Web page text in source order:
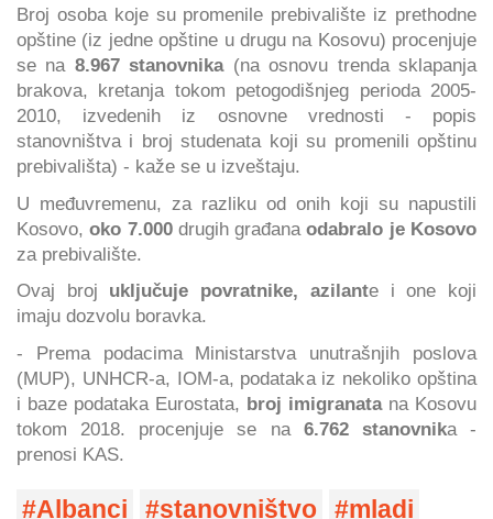
Broj osoba koje su promenile prebivalište iz prethodne
opštine (iz jedne opštine u drugu na Kosovu) procenjuje
se na 8.967 stanovnika (na osnovu trenda sklapanja
brakova, kretanja tokom petogodišnjeg perioda 2005-
2010, izvedenih iz osnovne vrednosti - popis
stanovništva i broj studenata koji su promenili opštinu
prebivališta) - kaže se u izveštaju.
U međuvremenu, za razliku od onih koji su napustili
Kosovo,oko 7.000 drugih građana odabralo je Kosovo
za prebivalište.
Ovaj broj uključuje povratnike, azilante i one koji
imaju dozvolu boravka.
- Prema podacima Ministarstva unutrašnjih poslova
(MUP), UNHCR-a, IOM-a, podataka iz nekoliko opština
i baze podataka Eurostata, broj imigranatana Kosovu
tokom 2018. procenjuje se na6.762 stanovnika -
prenosi KAS.
Albanci stanovništvo
mladi